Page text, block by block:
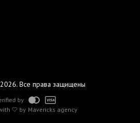
Все права защищены
🤍 by Mavericks agency
by